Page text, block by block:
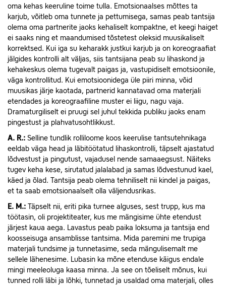
oma kehas keeruline toime tulla. Emotsionaalses mõttes ta
karjub, võitleb oma tunnete ja pettumisega, samas peab tantsija
olema oma partnerite jaoks kehaliselt kompaktne, et keegi haiget
ei saaks ning et maandumised tõstetest oleksid muusikaliselt
korrektsed. Kui iga su keharakk justkui karjub ja on koreograafiat
jälgides kontrolli alt väljas, siis tantsijana peab su lihaskond ja
kehakeskus olema tugevalt paigas ja, vastupidiselt emotsioonile,
väga kontrollitud. Kui emotsioonidega üle piiri minna, võid
muusikas järje kaotada, partnerid kannatavad oma materjali
etendades ja koreograafiline muster ei liigu, nagu vaja.
Dramaturgiliselt ei pruugi sel juhul tekkida publiku jaoks enam
pingestust ja plahvatusohtlikkust.
A. R.: Selline tundlik rolliloome koos keerulise tantsutehnikaga
eeldab väga head ja läbitöötatud lihaskontrolli, täpselt ajastatud
lõdvestust ja pingutust, vajadusel nende samaaegsust. Näiteks
tugev keha kese, sirutatud jalalabad ja samas lõdvestunud kael,
käed ja õlad. Tantsija peab olema tehniliselt nii kindel ja paigas,
et ta saab emotsionaalselt olla väljendusrikas.
E. M.: Täpselt nii, eriti pika turnee alguses, sest trupp, kus ma
töötasin, oli projektiteater, kus me mängisime ühte etendust
järjest kaua aega. Lavastus peab paika loksuma ja tantsija end
koosseisuga ansamblisse tantsima. Mida paremini me trupiga
materjali tundsime ja tunnetasime, seda mängulisemalt me
sellele lähenesime. Lubasin ka mõne etenduse käigus endale
mingi meeleoluga kaasa minna. Ja see on tõeliselt mõnus, kui
tunned rolli läbi ja lõhki, tunnetad ja usaldad oma materjali, olles